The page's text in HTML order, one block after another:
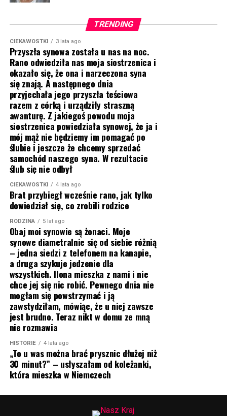
TRENDING
CIEKAWOSTKI 3 lata ago
Przyszła synowa została u nas na noc.
Rano odwiedziła nas moja siostrzenica i
okazało się, że ona i narzeczona syna
się znają. A następnego dnia
przyjechała jego przyszła teściowa
razem z córką i urządziły straszną
awanturę. Z jakiegoś powodu moja
siostrzenica powiedziała synowej, że ja i
mój mąż nie będziemy im pomagać po
ślubie i jeszcze że chcemy sprzedać
samochód naszego syna. W rezultacie
ślub się nie odbył
CIEKAWOSTKI 4 lata ago
Brat przybiegł wcześnie rano, jak tylko
dowiedział się, co zrobili rodzice
RODZINA 5 lat ago
Obaj moi synowie są żonaci. Moje
synowe diametralnie się od siebie różnią
– jedna siedzi z telefonem na kanapie,
a druga szykuje jedzenie dla
wszystkich. Ilona mieszka z nami i nie
chce jej się nic robić. Pewnego dnia nie
mogłam się powstrzymać i ją
zawstydziłam, mówiąc, że u niej zawsze
jest brudno. Teraz nikt w domu ze mną
nie rozmawia
HISTORIE 4 lata ago
„To u was można brać prysznic dłużej niż
30 minut?” – usłyszałam od koleżanki,
która mieszka w Niemczech